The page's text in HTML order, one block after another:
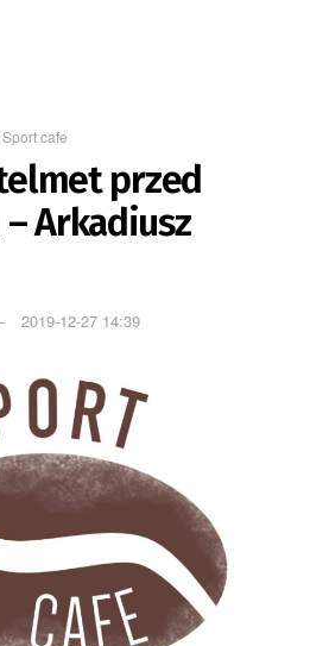
Sport cafe
przed
Arkadiusz
2019-12-27 14:39